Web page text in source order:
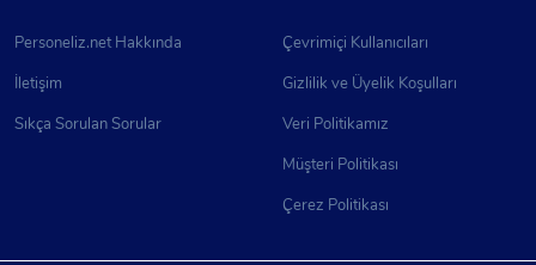
Haklar. Satış Başına Performans Primi.
Başvurularınızı Bekliyoruz! 🌍
Personeliz.net Hakkında
İletişim
Sıkça Sorulan Sorular
Çevrimiçi Kullanıcıları
Gizlilik ve Üyelik Koşulları
Veri Politikamız
Müşteri Politikası
Çerez Politikası